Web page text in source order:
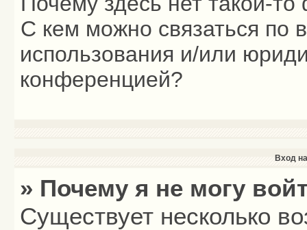
С кем можно связаться по
использования и/или
конференцией?
Вход
» Почему я не могу
Существует несколько